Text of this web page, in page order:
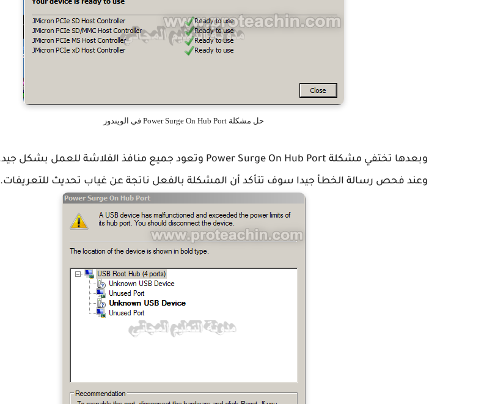
حل مشكلة Power Surge On Hub Port في الويندوز
وبعدها تختفي مشكلة Power Surge On Hub Port وتعود جميع منافذ الفلاشة للعمل بشكل جيد.
وعند فحص رسالة الخطأ جيدا سوف تتأكد أن المشكلة بالفعل ناتجة عن غياب تحديث للتعريفات.